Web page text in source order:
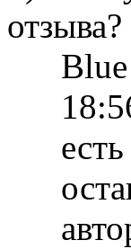
отзыва?